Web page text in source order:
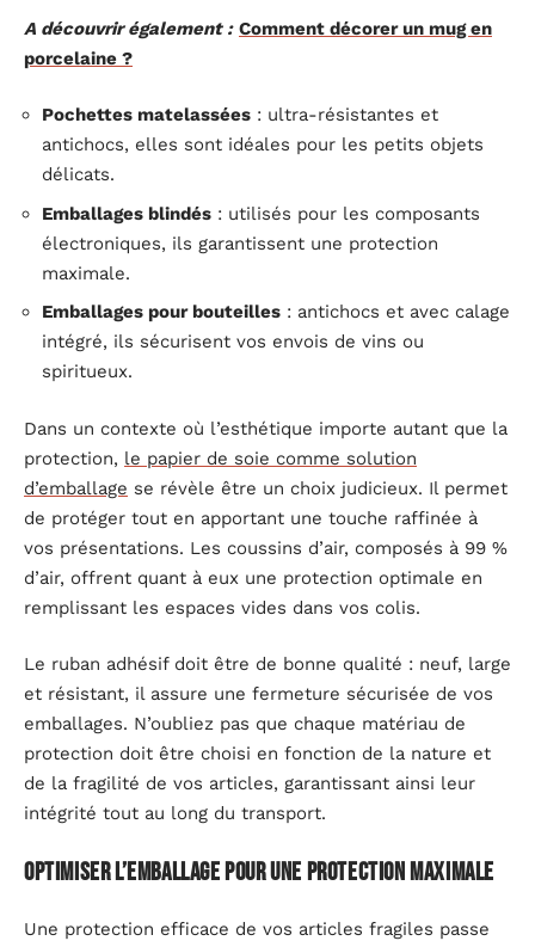
A découvrir également : Comment décorer un mug en
porcelaine ?
Pochettes matelassées : ultra-résistantes et
antichocs, elles sont idéales pour les petits objets
délicats.
Emballages blindés : utilisés pour les composants
électroniques, ils garantissent une protection
maximale.
Emballages pour bouteilles : antichocs et avec calage
intégré, ils sécurisent vos envois de vins ou
spiritueux.
Dans un contexte où l’esthétique importe autant que la
protection, le papier de soie comme solution
d’emballage se révèle être un choix judicieux. Il permet
de protéger tout en apportant une touche raffinée à
vos présentations. Les coussins d’air, composés à 99 %
d’air, offrent quant à eux une protection optimale en
remplissant les espaces vides dans vos colis.
Le ruban adhésif doit être de bonne qualité : neuf, large
et résistant, il assure une fermeture sécurisée de vos
emballages. N’oubliez pas que chaque matériau de
protection doit être choisi en fonction de la nature et
de la fragilité de vos articles, garantissant ainsi leur
intégrité tout au long du transport.
Optimiser l’emballage pour une protection maximale
Une protection efficace de vos articles fragiles passe